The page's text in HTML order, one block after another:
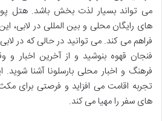
می تواند بسیار لذت بخش باشد. هتل پولمن
های رایگان محلی و بین المللی در لابی،
فراهم می کند. می توانید در حالی که در
فنجان قهوه بنوشید و از آخرین اخبار و
فرهنگ و اخبار محلی بارسلونا آشنا
تجربه اقامت می افزاید و فرصتی برای
های سفر را مهیا می کند.